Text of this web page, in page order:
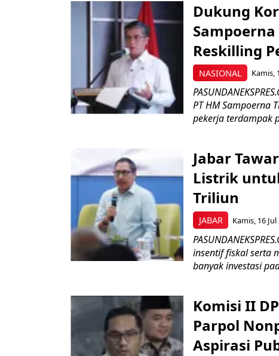
NASIONAL
Dukung
Reskilling
Kamis,
PT HM Sampoerna
pekerja terdampak
JABAR
Jabar
Listrik
Triliun
Kamis, 16
insentif fiskal serta
banyak investasi
Komisi II
Parpol
Aspirasi